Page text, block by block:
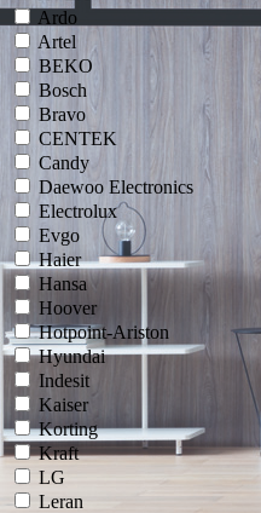
Ardo
Artel
BEKO
Bosch
Bravo
CENTEK
Candy
Daewoo Electronics
Electrolux
Evgo
Haier
Hansa
Hoover
Hotpoint-Ariston
Hyundai
Indesit
Kaiser
Korting
Kraft
LG
Leran